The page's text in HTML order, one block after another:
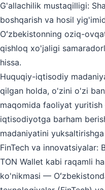
G'allachilik mustaqilligi:
boshqarish va hosil
Oʻzbekistonning oziq-
qishloq xo'jaligi
hissa.
Huquqiy-iqtisodiy
qilgan holda, o'zini o'zi
maqomida faoliyat
iqtisodiyotga barham
madaniyatini
FinTech va innovatsiyalar:
TON Wallet kabi raqamli
ko'nikmasi —